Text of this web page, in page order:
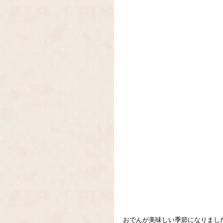
おでんが美味しい季節になりまし